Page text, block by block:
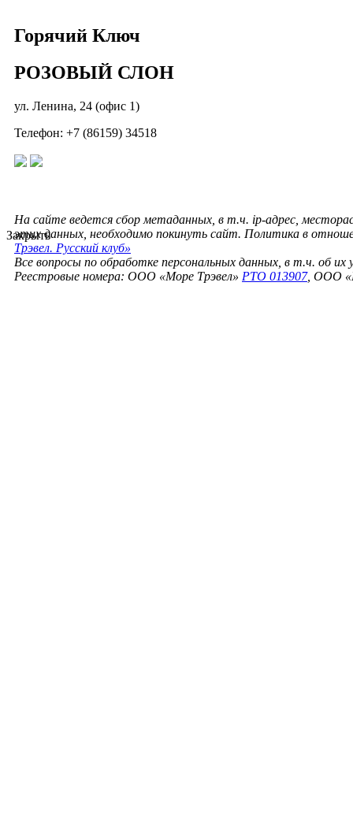
Горячий Ключ
РОЗОВЫЙ СЛОН
ул. Ленина, 24 (офис 1)
Телефон: +7 (86159) 34518
На сайте ведется сбор метаданных, в т.ч. ip-адрес,
этих данных, необходимо покинуть сайт. Политика в
Трэвел. Русский клуб»
Все вопросы по обработке персональных данных, в т.ч. об их
Реестровые номера: ООО «Море Трэвел» РТО 013907, ООО
Закрыть